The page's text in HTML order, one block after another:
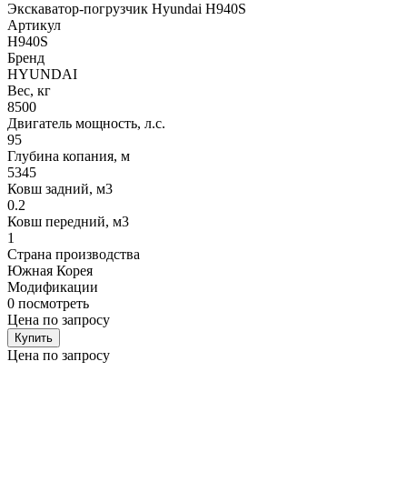
Экскаватор-погрузчик Hyundai H940S
Артикул
H940S
Бренд
HYUNDAI
Вес, кг
8500
Двигатель мощность, л.с.
95
Глубина копания, м
5345
Ковш задний, м3
0.2
Ковш передний, м3
1
Страна производства
Южная Корея
Модификации
0 посмотреть
Цена по запросу
Купить
Цена по запросу